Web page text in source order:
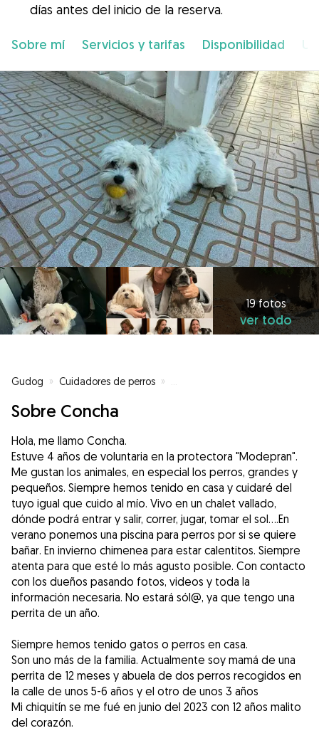
días antes del inicio de la reserva.
Sobre mí Servicios y tarifas Disponibilidad
19 fotos
ver todo
Gudog » Cuidadores de perros »
Sobre Concha
Hola, me llamo Concha.
Estuve 4 años de voluntaria en la protectora "Modepran".
Me gustan los animales, en especial los perros, grandes y
pequeños. Siempre hemos tenido en casa y cuidaré del
tuyo igual que cuido al mío. Vivo en un chalet vallado,
dónde podrá entrar y salir, correr, jugar, tomar el sol....En
verano ponemos una piscina para perros por si se quiere
bañar. En invierno chimenea para estar calentitos. Siempre
atenta para que esté lo más agusto posible. Con contacto
con los dueños pasando fotos, videos y toda la
información necesaria. No estará sól@, ya que tengo una
perrita de un año.
Siempre hemos tenido gatos o perros en casa.
Son uno más de la familia. Actualmente soy mamá de una
perrita de 12 meses y abuela de dos perros recogidos en
la calle de unos 5-6 años y el otro de unos 3 años
Mi chiquitín se me fué en junio del 2023 con 12 años malito